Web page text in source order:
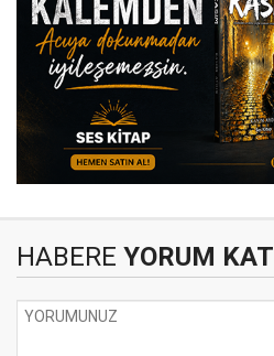
HABERE YORUM KAT